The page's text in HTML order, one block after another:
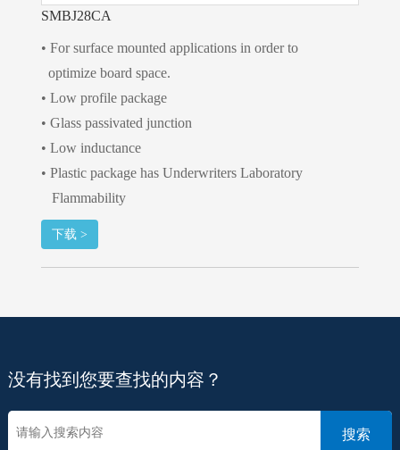
SMBJ28CA
• For surface mounted applications in order to
optimize board space.
• Low profile package
• Glass passivated junction
• Low inductance
• Plastic package has Underwriters Laboratory
Flammability
下载 >
没有找到您要查找的内容？